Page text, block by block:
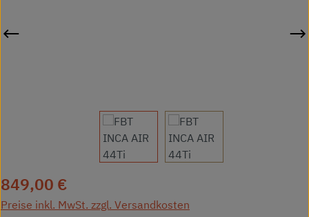
Regulärer Preis:
849,00 €
Preise inkl. MwSt. zzgl. Versandkosten